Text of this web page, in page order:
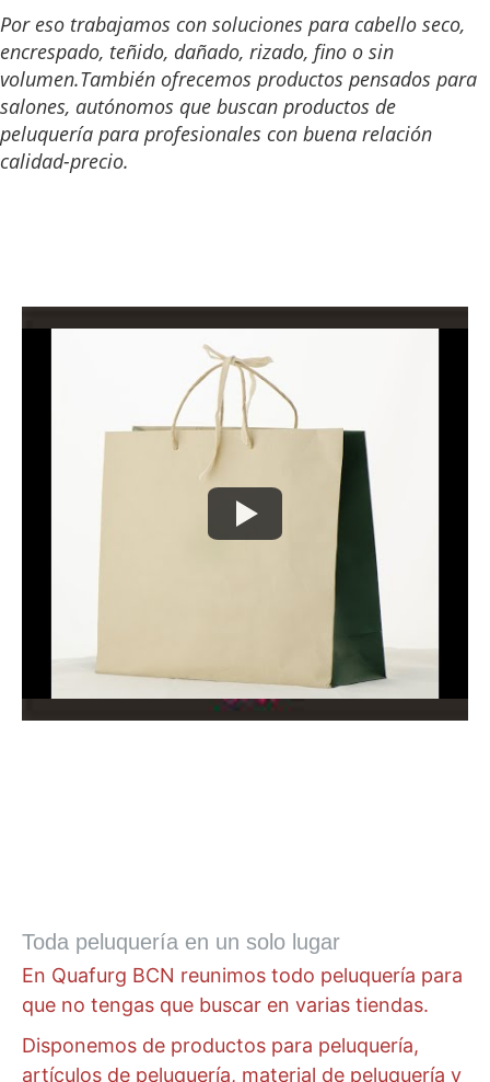
Por eso trabajamos con soluciones para cabello seco,
encrespado, teñido, dañado, rizado, fino o sin
volumen.También ofrecemos productos pensados para
salones, autónomos que buscan productos de
peluquería para profesionales con buena relación
calidad-precio.
Toda peluquería en un solo lugar
En Quafurg BCN reunimos todo peluquería para
que no tengas que buscar en varias tiendas.
Disponemos de productos para peluquería,
artículos de peluquería, material de peluquería y